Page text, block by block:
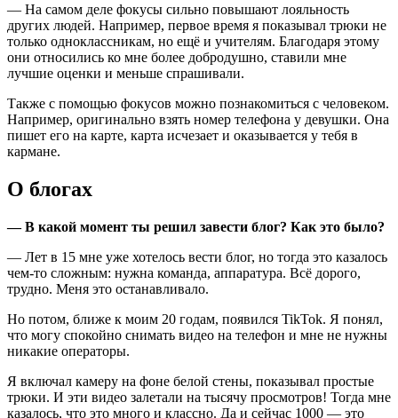
— На самом деле фокусы сильно повышают лояльность
других людей. Например, первое время я показывал трюки не
только одноклассникам, но ещё и учителям. Благодаря этому
они относились ко мне более добродушно, ставили мне
лучшие оценки и меньше спрашивали.
Также с помощью фокусов можно познакомиться с человеком.
Например, оригинально взять номер телефона у девушки. Она
пишет его на карте, карта исчезает и оказывается у тебя в
кармане.
О блогах
— В какой момент ты решил завести блог? Как это было?
— Лет в 15 мне уже хотелось вести блог, но тогда это казалось
чем‑то сложным: нужна команда, аппаратура. Всё дорого,
трудно. Меня это останавливало.
Но потом, ближе к моим 20 годам, появился TikTok. Я понял,
что могу спокойно снимать видео на телефон и мне не нужны
никакие операторы.
Я включал камеру на фоне белой стены, показывал простые
трюки. И эти видео залетали на тысячу просмотров! Тогда мне
казалось, что это много и классно. Да и сейчас 1000 — это